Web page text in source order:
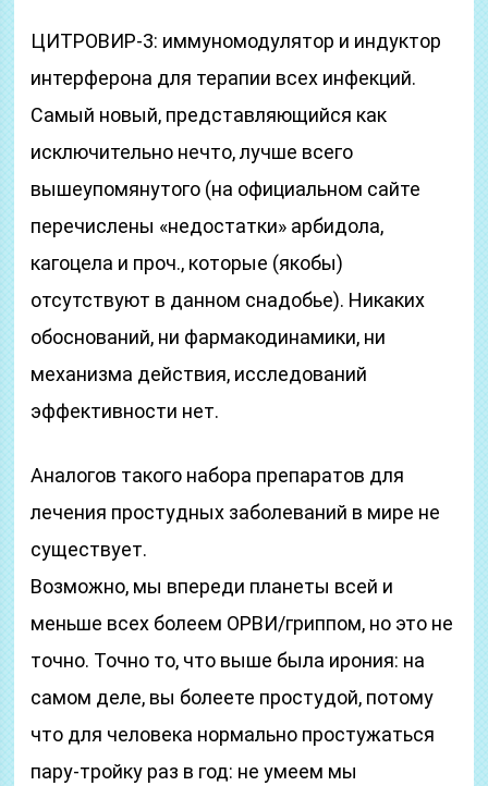
ЦИТРОВИР-3: иммуномодулятор и индуктор
интерферона для терапии всех инфекций.
Самый новый, представляющийся как
исключительно нечто, лучше всего
вышеупомянутого (на официальном сайте
перечислены «недостатки» арбидола,
кагоцела и проч., которые (якобы)
отсутствуют в данном снадобье). Никаких
обоснований, ни фармакодинамики, ни
механизма действия, исследований
эффективности нет.
Аналогов такого набора препаратов для
лечения простудных заболеваний в мире не
существует.
Возможно, мы впереди планеты всей и
меньше всех болеем ОРВИ/гриппом, но это не
точно. Точно то, что выше была ирония: на
самом деле, вы болеете простудой, потому
что для человека нормально простужаться
пару-тройку раз в год: не умеем мы